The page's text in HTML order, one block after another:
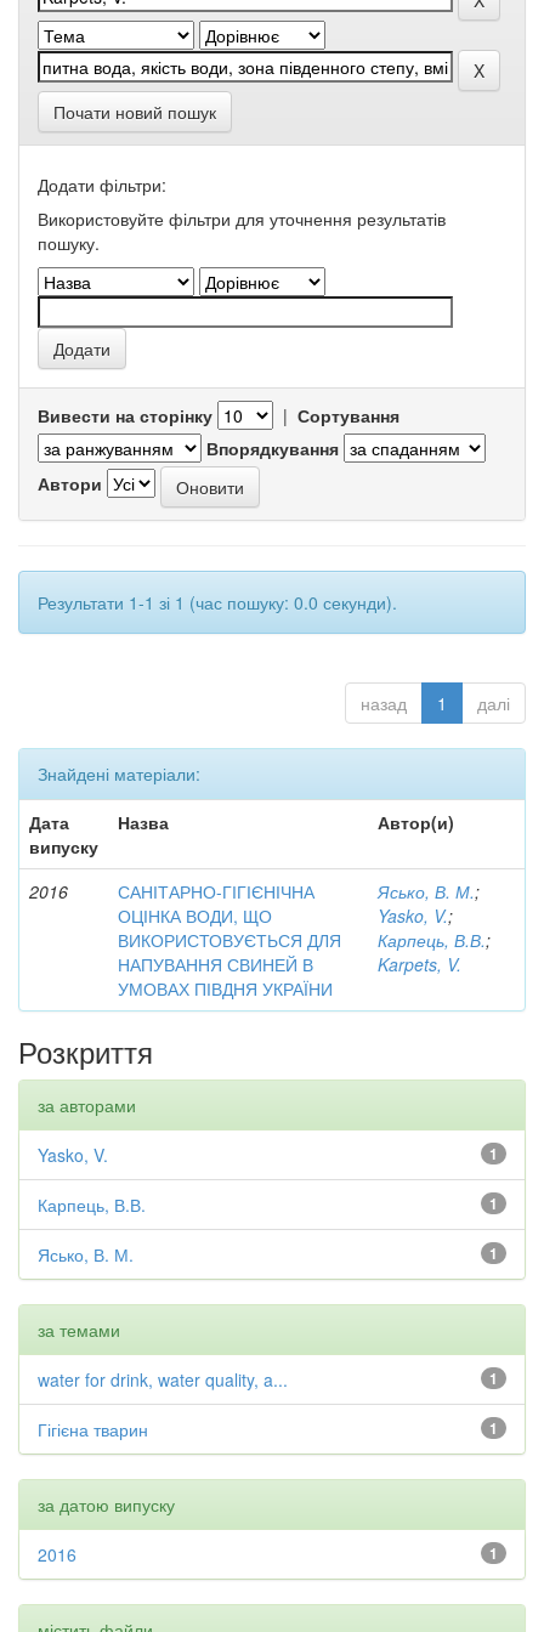
Почати новий пошук
Додати фільтри:
Використовуйте фільтри для уточнення результатів
пошуку.
Вивести на сторінку | Сортування
Впорядкування
Автори
Результати 1-1 зі 1 (час пошуку: 0.0 секунди).
назад 1 далі
Знайдені матеріали:
Дата
випуску
Назва Автор(и)
2016
САНІТАРНО-ГІГІЄНІЧНА
ОЦІНКА ВОДИ, ЩО
ВИКОРИСТОВУЄТЬСЯ ДЛЯ
НАПУВАННЯ СВИНЕЙ В
УМОВАХ ПІВДНЯ УКРАЇНИ
Ясько, В. М.;
Yasko, V.;
Карпець, В.В.;
Karpets, V.
Розкриття
за авторами
1
Yasko, V.
1
Карпець, В.В.
1
Ясько, В. М.
за темами
1
water for drink, water quality, a...
1
Гігієна тварин
за датою випуску
1
2016